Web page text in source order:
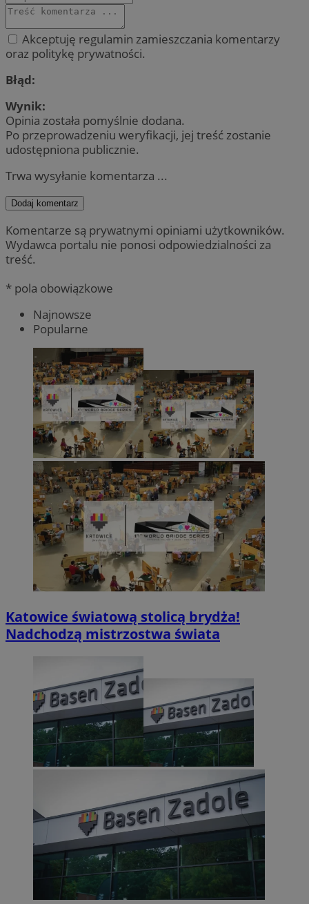
Akceptuję regulamin zamieszczania komentarzy
oraz politykę prywatności.
Błąd:
Wynik:
Opinia została pomyślnie dodana.
Po przeprowadzeniu weryfikacji, jej treść zostanie
udostępniona publicznie.
Trwa wysyłanie komentarza ...
Dodaj komentarz
Komentarze są prywatnymi opiniami użytkowników.
Wydawca portalu nie ponosi odpowiedzialności za
treść.
* pola obowiązkowe
Najnowsze
Popularne
Katowice światową stolicą brydża!
Nadchodzą mistrzostwa świata